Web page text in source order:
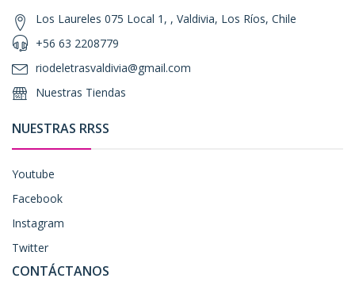
Los Laureles 075 Local 1, , Valdivia, Los Ríos, Chile
+56 63 2208779
riodeletrasvaldivia@gmail.com
Nuestras Tiendas
NUESTRAS RRSS
Youtube
Facebook
Instagram
Twitter
CONTÁCTANOS